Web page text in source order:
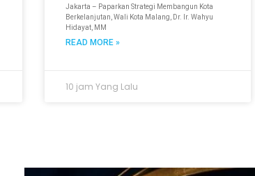
Jakarta – Paparkan Strategi Membangun Kota
Berkelanjutan, Wali Kota Malang, Dr. Ir. Wahyu
Hidayat, MM
READ MORE »
10 jam Yang Lalu